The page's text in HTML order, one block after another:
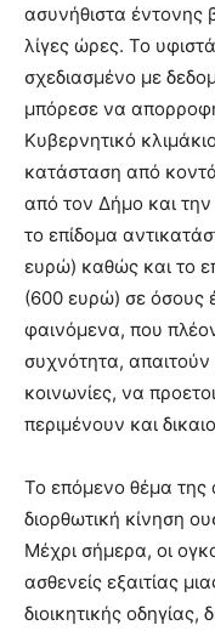
ασυνήθιστα έντονης
λίγες ώρες. Το
σχεδιασμένο με
μπόρεσε να
Κυβερνητικό
κατάσταση από
από τον Δήμο και την
το επίδομα
ευρώ) καθώς και το
(600 ευρώ) σε όσους
φαινόμενα, που
συχνότητα,
κοινωνίες, να
περιμένουν και
Το επόμενο θέμα
διορθωτική κίνηση
Μέχρι σήμερα, οι
ασθενείς εξαιτίας
διοικητικής